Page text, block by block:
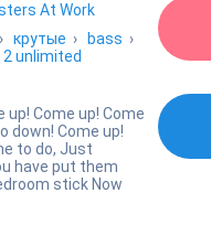
At Work
› крутые › bass ›
2 unlimited
up! Come up! Come
down! Come up!
to do, Just
have put them
stick Now